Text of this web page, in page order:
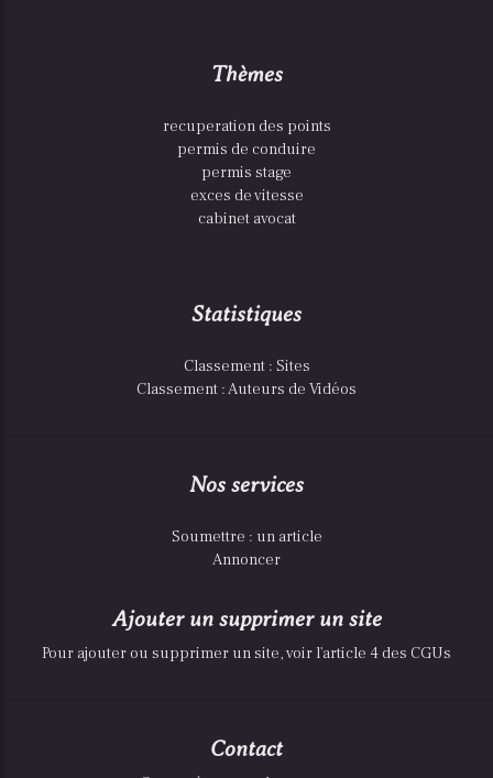
Thèmes
recuperation des points
permis de conduire
permis stage
exces de vitesse
cabinet avocat
Statistiques
Classement : Sites
Classement : Auteurs de Vidéos
Nos services
Soumettre : un article
Annoncer
Ajouter un supprimer un site
Pour ajouter ou supprimer un site, voir l'article 4 des CGUs
Contact